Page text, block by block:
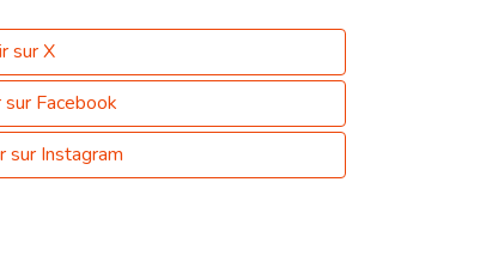
sur X
sur Facebook
sur Instagram